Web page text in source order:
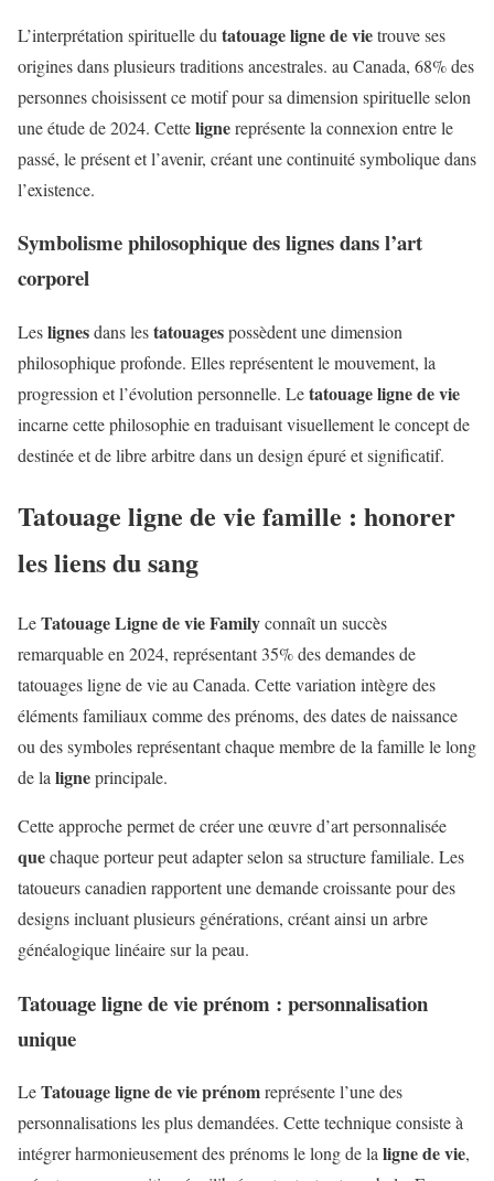
L’interprétation spirituelle du tatouage ligne de vietrouve ses
origines dans plusieurs traditions ancestrales. au Canada, 68% des
personnes choisissent ce motif pour sa dimension spirituelle selon
une étude de 2024. Cettelignereprésente la connexion entre le
passé, le présent et l’avenir, créant une continuité symbolique dans
l’existence.
Symbolisme philosophique des lignes dans l’art
corporel
Leslignesdans lestatouagespossèdent une dimension
philosophique profonde. Elles représentent le mouvement, la
progression et l’évolution personnelle. Letatouage ligne de vie
incarne cette philosophie en traduisant visuellement le concept de
destinée et de libre arbitre dans un design épuré et significatif.
Tatouage ligne de vie famille : honorer
les liens du sang
LeTatouage Ligne de vie Familyconnaît un succès
remarquable en 2024, représentant 35% des demandes de
tatouages ligne de vie au Canada. Cette variation intègre des
éléments familiaux comme des prénoms, des dates de naissance
ou des symboles représentant chaque membre de la famille le long
de la ligneprincipale.
Cette approche permet de créer une œuvre d’art personnalisée
quechaque porteur peut adapter selon sa structure familiale. Les
tatoueurs canadien rapportent une demande croissante pour des
designs incluant plusieurs générations, créant ainsi un arbre
généalogique linéaire sur la peau.
Tatouage ligne de vie prénom : personnalisation
unique
LeTatouage ligne de vie prénomreprésente l’une des
personnalisations les plus demandées. Cette technique consiste à
intégrer harmonieusement des prénoms le long de laligne de vie,